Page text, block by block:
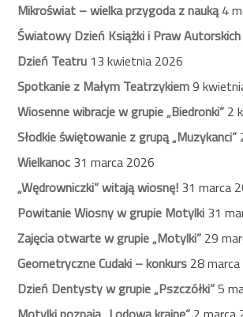
Mikroświat – wielka przygoda z nauką4
Światowy Dzień Książki i Praw Autorskich
Dzień Teatru 13 kwietnia 2026
Spotkanie z Małym Teatrzykiem9
Wiosenne wibracje w grupie „Biedronki” 2
Słodkie świętowanie z grupą „Muzykanci”
Wielkanoc 31 marca 2026
„Wędrowniczki” witają wiosnę! 31 marca
Powitanie Wiosny w grupie Motylki 31
Zajęcia otwarte w grupie „Motylki” 29
Geometryczne Cudaki – konkurs 28
Dzień Dentysty w grupie „Pszczółki”5